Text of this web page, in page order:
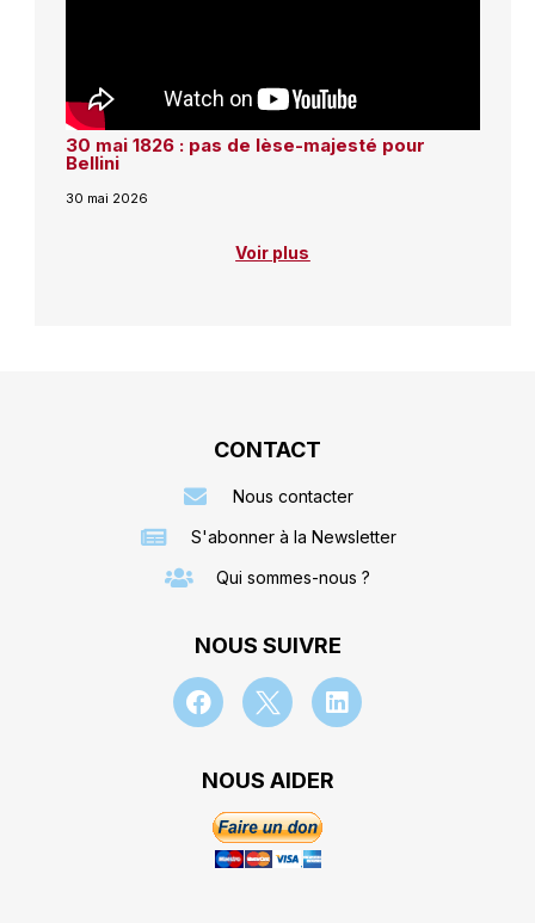
30 mai 1826 : pas de lèse-majesté pour
Bellini
30 mai 2026
Voir plus
CONTACT
Nous contacter
S'abonner à la Newsletter
Qui sommes-nous ?
NOUS SUIVRE
NOUS AIDER